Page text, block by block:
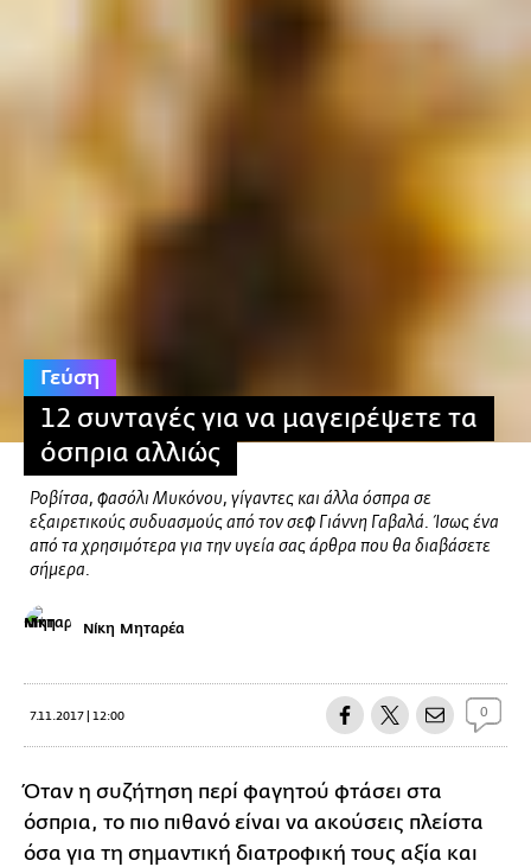
Γεύση
12 συνταγές για να μαγειρέψετε τα
όσπρια αλλιώς
Ροβίτσα, φασόλι Μυκόνου, γίγαντες και άλλα όσπρα σε
εξαιρετικούς συδυασμούς από τον σεφ Γιάννη Γαβαλά. Ίσως ένα
από τα χρησιμότερα για την υγεία σας άρθρα που θα διαβάσετε
σήμερα.
Νίκη Μηταρέα
7.11.2017 | 12:00 0
Όταν η συζήτηση περί φαγητού φτάσει στα
όσπρια, το πιο πιθανό είναι να ακούσεις πλείστα
όσα για τη σημαντική διατροφική τους αξία και